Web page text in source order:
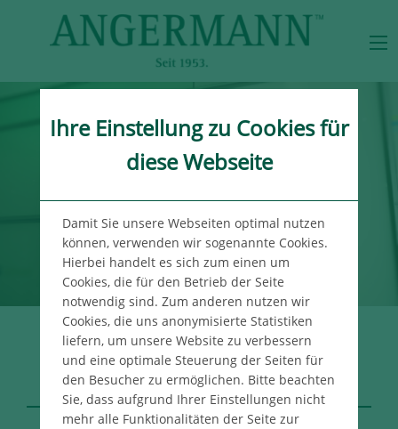
UNSER WISSEN
FÜR IHREN ERFOLG
Ihre Einstellung zu Cookies für
diese Webseite
Damit Sie unsere Webseiten optimal nutzen
können, verwenden wir sogenannte Cookies.
Hierbei handelt es sich zum einen um
Cookies, die für den Betrieb der Seite
notwendig sind. Zum anderen nutzen wir
Cookies, die uns anonymisierte Statistiken
liefern, um unsere Website zu verbessern
und eine optimale Steuerung der Seiten für
den Besucher zu ermöglichen. Bitte beachten
Sie, dass aufgrund Ihrer Einstellungen nicht
mehr alle Funktionalitäten der Seite zur